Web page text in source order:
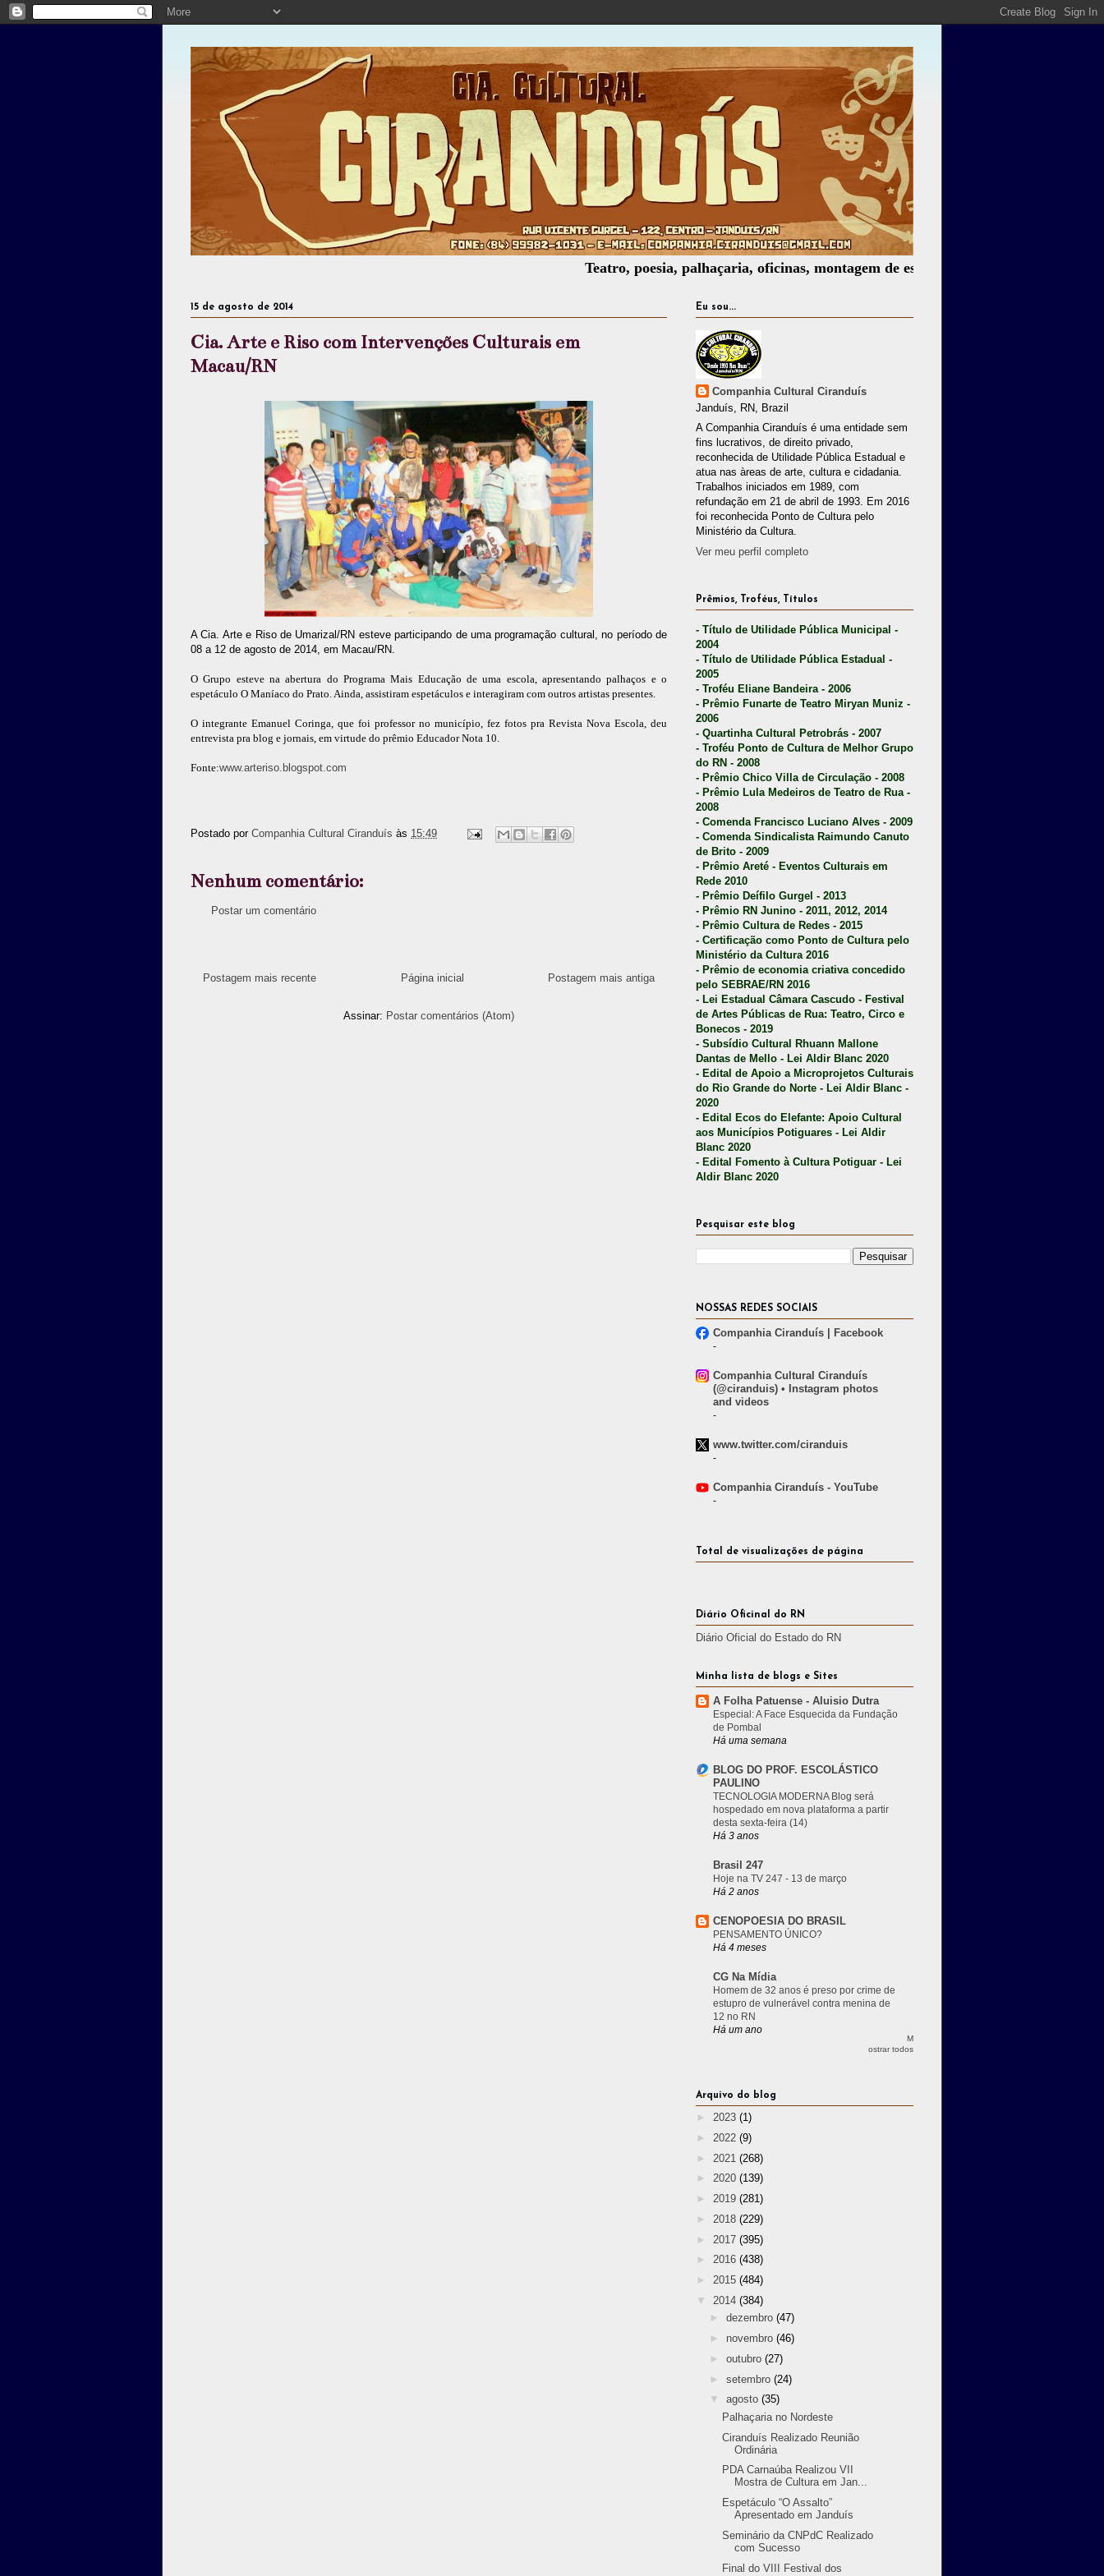
Teatro, poesia, palhaçaria, oficinas, montagem de espetáculos, assessoria cultural,
15 de agosto de 2014
Cia. Arte e Riso com Intervenções Culturais em
Macau/RN
A Cia. Arte e Riso de Umarizal/RN esteve participando de uma programação cultural, no período de
08 a 12 de agosto de 2014, em Macau/RN.
O Grupo esteve na abertura do Programa Mais Educação de uma escola, apresentando palhaços e o
espetáculo O Maníaco do Prato. Ainda, assistiram espetáculos e interagiram com outros artistas presentes.
O integrante Emanuel Coringa, que foi professor no município, fez fotos pra Revista Nova Escola, deu
entrevista pra blog e jornais, em virtude do prêmio Educador Nota 10.
Fonte:www.arteriso.blogspot.com
Postado por Companhia Cultural Ciranduís às 15:49
Nenhum comentário:
Postar um comentário
Postagem mais recente Postagem mais antiga
Página inicial
Assinar: Postar comentários (Atom)
Eu sou...
Companhia Cultural Ciranduís
Janduís, RN, Brazil
A Companhia Ciranduís é uma entidade sem
fins lucrativos, de direito privado,
reconhecida de Utilidade Pública Estadual e
atua nas àreas de arte, cultura e cidadania.
Trabalhos iniciados em 1989, com
refundação em 21 de abril de 1993. Em 2016
foi reconhecida Ponto de Cultura pelo
Ministério da Cultura.
Ver meu perfil completo
Prêmios, Troféus, Títulos
- Título de Utilidade Pública Municipal -
2004
- Título de Utilidade Pública Estadual -
2005
- Troféu Eliane Bandeira - 2006
- Prêmio Funarte de Teatro Miryan Muniz -
2006
- Quartinha Cultural Petrobrás - 2007
- Troféu Ponto de Cultura de Melhor Grupo
do RN - 2008
- Prêmio Chico Villa de Circulação - 2008
- Prêmio Lula Medeiros de Teatro de Rua -
2008
- Comenda Francisco Luciano Alves - 2009
- Comenda Sindicalista Raimundo Canuto
de Brito - 2009
- Prêmio Areté - Eventos Culturais em
Rede 2010
- Prêmio Deífilo Gurgel - 2013
- Prêmio RN Junino - 2011, 2012, 2014
- Prêmio Cultura de Redes - 2015
- Certificação como Ponto de Cultura pelo
Ministério da Cultura 2016
- Prêmio de economia criativa concedido
pelo SEBRAE/RN 2016
- Lei Estadual Câmara Cascudo - Festival
de Artes Públicas de Rua: Teatro, Circo e
Bonecos - 2019
- Subsídio Cultural Rhuann Mallone
Dantas de Mello - Lei Aldir Blanc 2020
- Edital de Apoio a Microprojetos Culturais
do Rio Grande do Norte - Lei Aldir Blanc -
2020
- Edital Ecos do Elefante: Apoio Cultural
aos Municípios Potiguares - Lei Aldir
Blanc 2020
- Edital Fomento à Cultura Potiguar - Lei
Aldir Blanc 2020
Pesquisar este blog
NOSSAS REDES SOCIAIS
Companhia Ciranduís | Facebook
-
Companhia Cultural Ciranduís
(@ciranduis) • Instagram photos
and videos
-
www.twitter.com/ciranduis
-
Companhia Ciranduís - YouTube
-
Total de visualizações de página
Diário Oficinal do RN
Diário Oficial do Estado do RN
Minha lista de blogs e Sites
A Folha Patuense - Aluisio Dutra
Especial: A Face Esquecida da Fundação
de Pombal
Há uma semana
BLOG DO PROF. ESCOLÁSTICO
PAULINO
TECNOLOGIA MODERNA Blog será
hospedado em nova plataforma a partir
desta sexta-feira (14)
Há 3 anos
Brasil 247
Hoje na TV 247 - 13 de março
Há 2 anos
CENOPOESIA DO BRASIL
PENSAMENTO ÚNICO?
Há 4 meses
CG Na Mídia
Homem de 32 anos é preso por crime de
estupro de vulnerável contra menina de
12 no RN
Há um ano
M
ostrar todos
Arquivo do blog
► 2023 (1)
► 2022 (9)
► 2021 (268)
► 2020 (139)
► 2019 (281)
► 2018 (229)
► 2017 (395)
► 2016 (438)
► 2015 (484)
▼ 2014 (384)
► dezembro (47)
► novembro (46)
► outubro (27)
► setembro (24)
▼ agosto (35)
Palhaçaria no Nordeste
Ciranduís Realizado Reunião
Ordinária
PDA Carnaúba Realizou VII
Mostra de Cultura em Jan...
Espetáculo “O Assalto”
Apresentado em Janduís
Seminário da CNPdC Realizado
com Sucesso
Final do VIII Festival dos